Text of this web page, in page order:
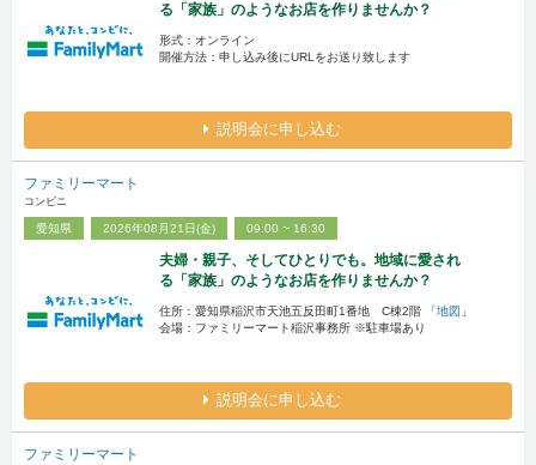
る「家族」のようなお店を作りませんか？
形式：オンライン
開催方法：申し込み後にURLをお送り致します
説明会に申し込む
ファミリーマート
コンビニ
愛知県 2026年08月21日(金) 09:00 ~ 16:30
夫婦・親子、そしてひとりでも。地域に愛され
る「家族」のようなお店を作りませんか？
住所：愛知県稲沢市天池五反田町1番地 C棟2階 「地図 」
会場：ファミリーマート稲沢事務所 ※駐車場あり
説明会に申し込む
ファミリーマート